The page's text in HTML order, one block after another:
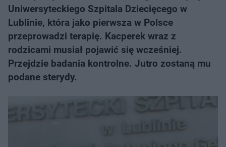
Uniwersyteckiego Szpitala Dziecięcego w
Lublinie, która jako pierwsza w Polsce
przeprowadzi terapię. Kacperek wraz z
rodzicami musiał pojawić się wcześniej.
Przejdzie badania kontrolne. Jutro zostaną mu
podane sterydy.